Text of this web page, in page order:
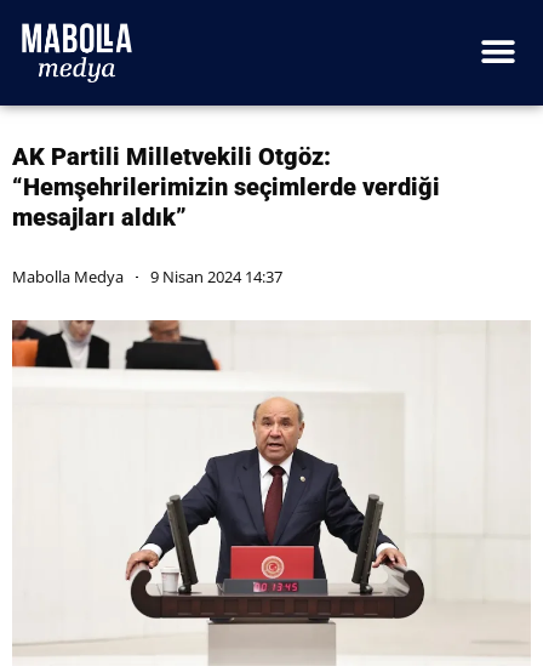
AK Partili Milletvekili Otgöz:
“Hemşehrilerimizin seçimlerde verdiği
mesajları aldık”
Mabolla Medya 9 Nisan 2024 14:37